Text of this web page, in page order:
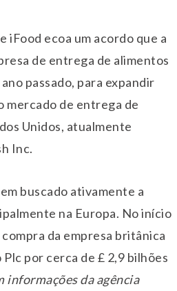
iFood ecoa um acordo que a
de entrega de alimentos
passado, para expandir
mercado de entrega de
Unidos, atualmente
Inc.
buscado ativamente a
na Europa. No início
da empresa britânica
por cerca de £ 2,9 bilhões
informações da agência